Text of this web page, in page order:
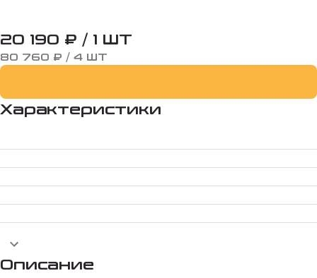
20 190 ₽ / 1 ШТ
80 760 ₽ / 4 ШТ
Характеристики
Описание